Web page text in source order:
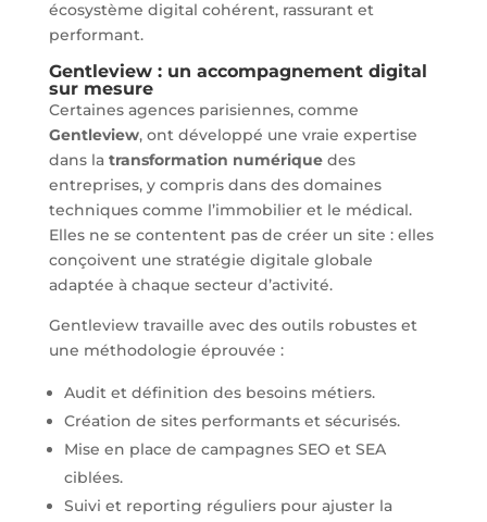
écosystème digital cohérent, rassurant et
performant.
Gentleview : un accompagnement digital
sur mesure
Certaines agences parisiennes, comme
Gentleview, ont développé une vraie expertise
dans la transformation numériquedes
entreprises, y compris dans des domaines
techniques comme l’immobilier et le médical.
Elles ne se contentent pas de créer un site : elles
conçoivent une stratégie digitale globale
adaptée à chaque secteur d’activité.
Gentleview travaille avec des outils robustes et
une méthodologie éprouvée :
Audit et définition des besoins métiers.
Création de sites performants et sécurisés.
Mise en place de campagnes SEO et SEA
ciblées.
Suivi et reporting réguliers pour ajuster la